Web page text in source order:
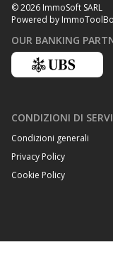
© 2026 ImmoSoft SARL
Powered by
OUR BANKING
CONDIZIONI DI
Condizioni generali
Privacy Policy
Cookie Policy